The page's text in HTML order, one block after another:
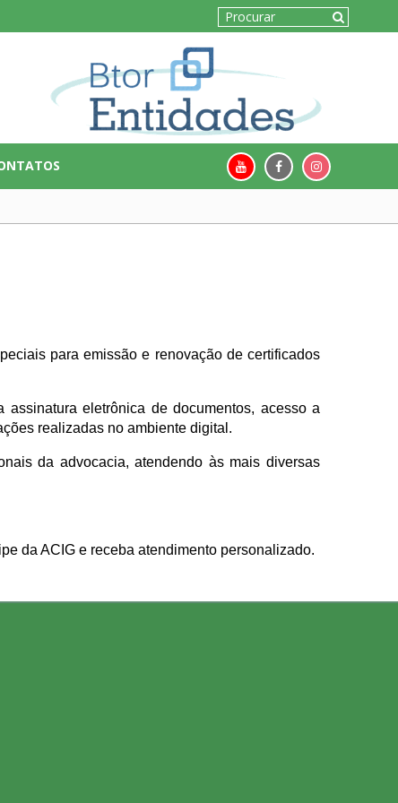
para emissão e renovação de certificados
eletrônica de documentos, acesso a
realizadas no ambiente digital.
da advocacia, atendendo às mais diversas
da ACIG e receba atendimento personalizado.